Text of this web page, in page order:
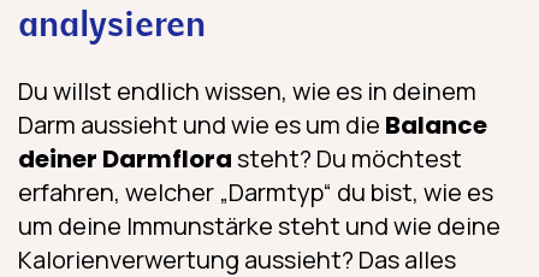
analysieren
Du willst endlich wissen, wie es in deinem
Darm aussieht und wie es um die Balance
deiner Darmflorasteht? Du möchtest
erfahren, welcher „Darmtyp“ du bist, wie es
um deine Immunstärke steht und wie deine
Kalorienverwertung aussieht? Das alles